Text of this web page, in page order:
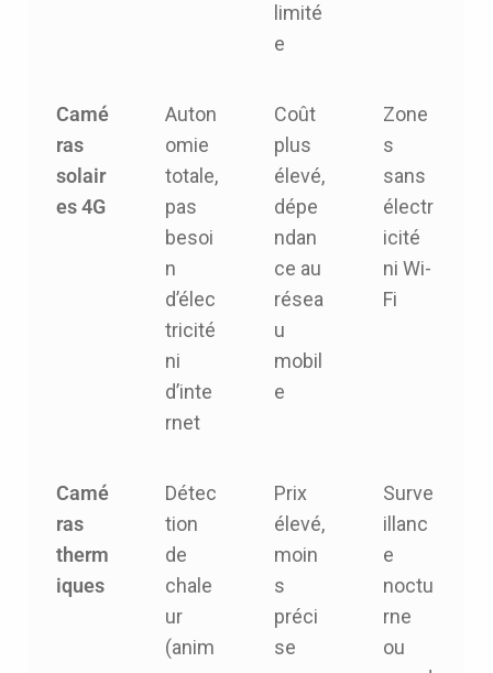
limité
e
Camé
ras
solair
es 4G
Auton
omie
totale,
pas
besoi
n
d’élec
tricité
ni
d’inte
rnet
Coût
plus
élevé,
dépe
ndan
ce au
résea
u
mobil
e
Zone
s
sans
électr
icité
ni Wi-
Fi
Camé
ras
therm
iques
Détec
tion
de
chale
ur
(anim
Prix
élevé,
moin
s
préci
se
Surve
illanc
e
noctu
rne
ou